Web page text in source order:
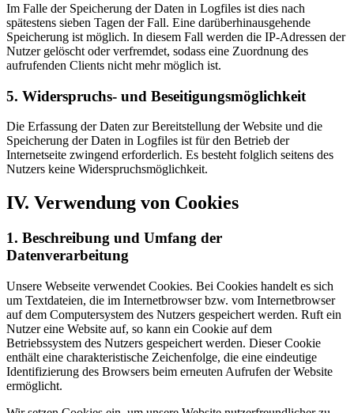
Im Falle der Speicherung der Daten in Logfiles ist dies nach
spätestens sieben Tagen der Fall. Eine darüberhinausgehende
Speicherung ist möglich. In diesem Fall werden die IP-Adressen der
Nutzer gelöscht oder verfremdet, sodass eine Zuordnung des
aufrufenden Clients nicht mehr möglich ist.
5. Widerspruchs- und Beseitigungsmöglichkeit
Die Erfassung der Daten zur Bereitstellung der Website und die
Speicherung der Daten in Logfiles ist für den Betrieb der
Internetseite zwingend erforderlich. Es besteht folglich seitens des
Nutzers keine Widerspruchsmöglichkeit.
IV. Verwendung von Cookies
1. Beschreibung und Umfang der
Datenverarbeitung
Unsere Webseite verwendet Cookies. Bei Cookies handelt es sich
um Textdateien, die im Internetbrowser bzw. vom Internetbrowser
auf dem Computersystem des Nutzers gespeichert werden. Ruft ein
Nutzer eine Website auf, so kann ein Cookie auf dem
Betriebssystem des Nutzers gespeichert werden. Dieser Cookie
enthält eine charakteristische Zeichenfolge, die eine eindeutige
Identifizierung des Browsers beim erneuten Aufrufen der Website
ermöglicht.